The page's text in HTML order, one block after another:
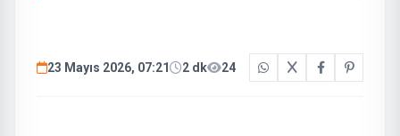
23 Mayıs 2026, 07:21 2 dk 24